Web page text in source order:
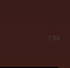
7:00